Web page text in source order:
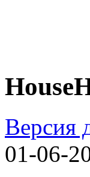
Версия
01-06-